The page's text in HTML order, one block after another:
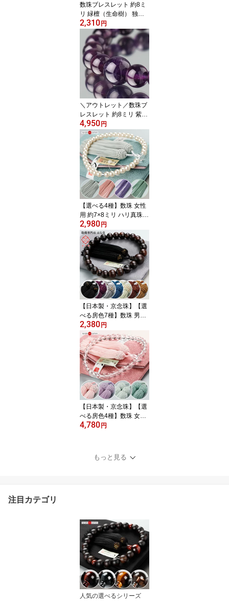
数珠ブレスレット 約8ミ
リ 緑檀（生命樹） 独山
玉【腕輪念珠 念誦 パワ
ーストーン 天然石 ブレ
ス ソージュライト 天然
木 メンズ 男性用 女性用
BIM 107080045】【ネコ
ポス便送料220円】
2,310円
＼アウトレット／数珠ブ
レスレット 約8ミリ 紫水
晶 【腕輪念珠 紫水晶 パ
ワーストーン アメジスト
アメシスト お守り 2月の
誕生石 パープル 女性用
レディース amethyst JB
BIM 2000800303071】
【NKG26A】【ネコポス
便送料無料】
4,950円
【選べる4種】数珠 女性
用 約7×8ミリ ハリ真珠
人絹房【略式数珠 京念珠
京都 真珠風 満中蔭 志 ピ
ンク 藤 グリーン パール
記念品 宗派共通 姉妹 親
子 マイ数珠 売れてま
す！ イチオシ RM RJ JI
M 2000200103011】
【数珠袋付き】【ネコポ
ス便送料無料】
2,980円
【日本製・京念珠】【選
べる房色7種】数珠 男性
用 22玉 縞黒檀 （艶消
し） 人絹房【略式数珠
黒檀 こくたん 京都 天然
木 木製 記念品 黒色 茶色
マイ数珠 RD RM DIM 20
00100100356】【数珠
袋付き】【ネコポス便送
料無料】
2,380円
【日本製・京念珠】【選
べる房色4種】数珠 女性
用 約8ミリ 本水晶 共仕立
石 クォーツ 天然石 宗派
共通 ピンク パープル ミ
4,780円
もっと見る
注目カテゴリ
人気の選べるシリーズ